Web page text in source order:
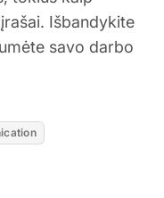
Išbandykite
savo darbo